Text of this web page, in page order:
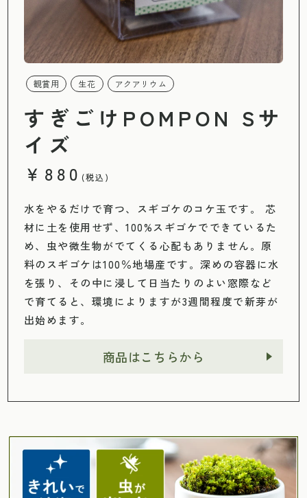
観賞用 生花 アクアリウム
すぎごけPOMPON Sサ
イズ
￥880 (税込)
水をやるだけで育つ、スギゴケのコケ玉です。 芯
材に土を使用せず、100%スギゴケでできているた
め、虫や微生物がでてくる心配もありません。原
料のスギゴケは100％地場産です。深めの容器に水
を張り、その中に浸して日当たりのよい窓際など
で育てると、環境によりますが3週間程度で新芽が
出始めます。
商品はこちらから